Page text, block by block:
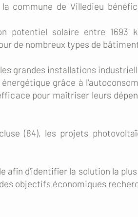
commune de Villedieu
potentiel solaire entre 1693
de nombreux types de
grandes installations
grâce à
pour maîtriser leurs
(84), les projets
afin d'identifier la solution la
objectifs économiques